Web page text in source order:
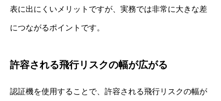
表に出にくいメリットですが、実務では非常に大きな差
につながるポイントです。
許容される飛行リスクの幅が広がる
認証機を使用することで、許容される飛行リスクの幅が